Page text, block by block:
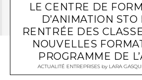
LE CENTRE DE
D’ANIMATION STO
RENTRÉE DES
NOUVELLES
PROGRAMME DE
ACTUALITÉ ENTREPRISES by LARA